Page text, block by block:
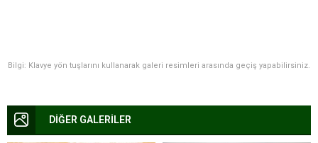
Bilgi: Klavye yön tuşlarını kullanarak galeri resimleri arasında geçiş yapabilirsiniz.
DİĞER GALERİLER